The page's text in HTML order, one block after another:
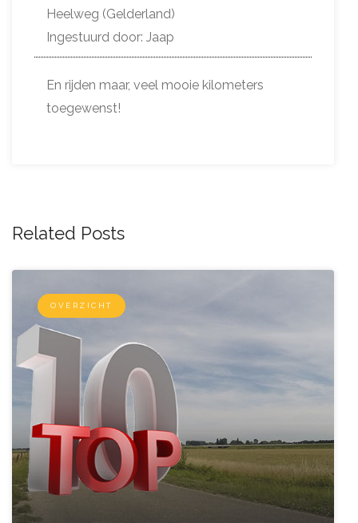
Heelweg (Gelderland)
Ingestuurd door: Jaap
En rijden maar, veel mooie kilometers
toegewenst!
Related Posts
OVERZICHT